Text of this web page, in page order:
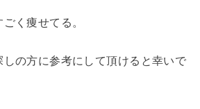
く痩せてる。
の方に参考にして頂けると幸いで